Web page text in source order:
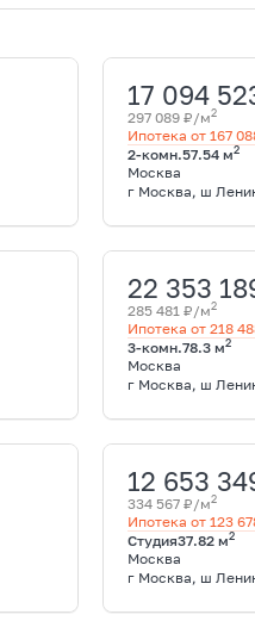
17 094
297 089 ₽/м2
Ипотека от 167
2-комн.57.54 м2
Москва
г Москва, ш
22 353
285 481 ₽/м2
Ипотека от 218
3-комн.78.3 м2
Москва
г Москва, ш
12 653
334 567 ₽/м2
Ипотека от 123
Студия37.82 м2
Москва
г Москва, ш